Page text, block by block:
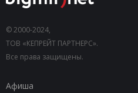
© 2000-2024,
ТОВ «КЕПРЕЙТ ПАРТНЕРС».
Все права защищены.
Афиша